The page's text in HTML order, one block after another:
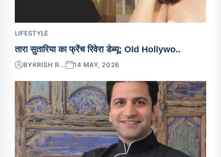
LIFESTYLE
तारा सुतारिया का फ्रेंच रिवेरा डेब्यू: Old Hollywo..
BYKRISH R... 14 MAY, 2026